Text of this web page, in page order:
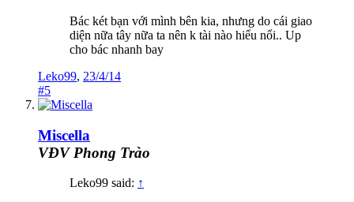
Bác két bạn với mình bên kia, nhưng do cái giao
diện nữa tây nữa ta nên k tài nào hiểu nổi.. Up
cho bác nhanh bay
Leko99, 23/4/14
#5
Miscella
VĐV Phong Trào
Leko99 said: ↑